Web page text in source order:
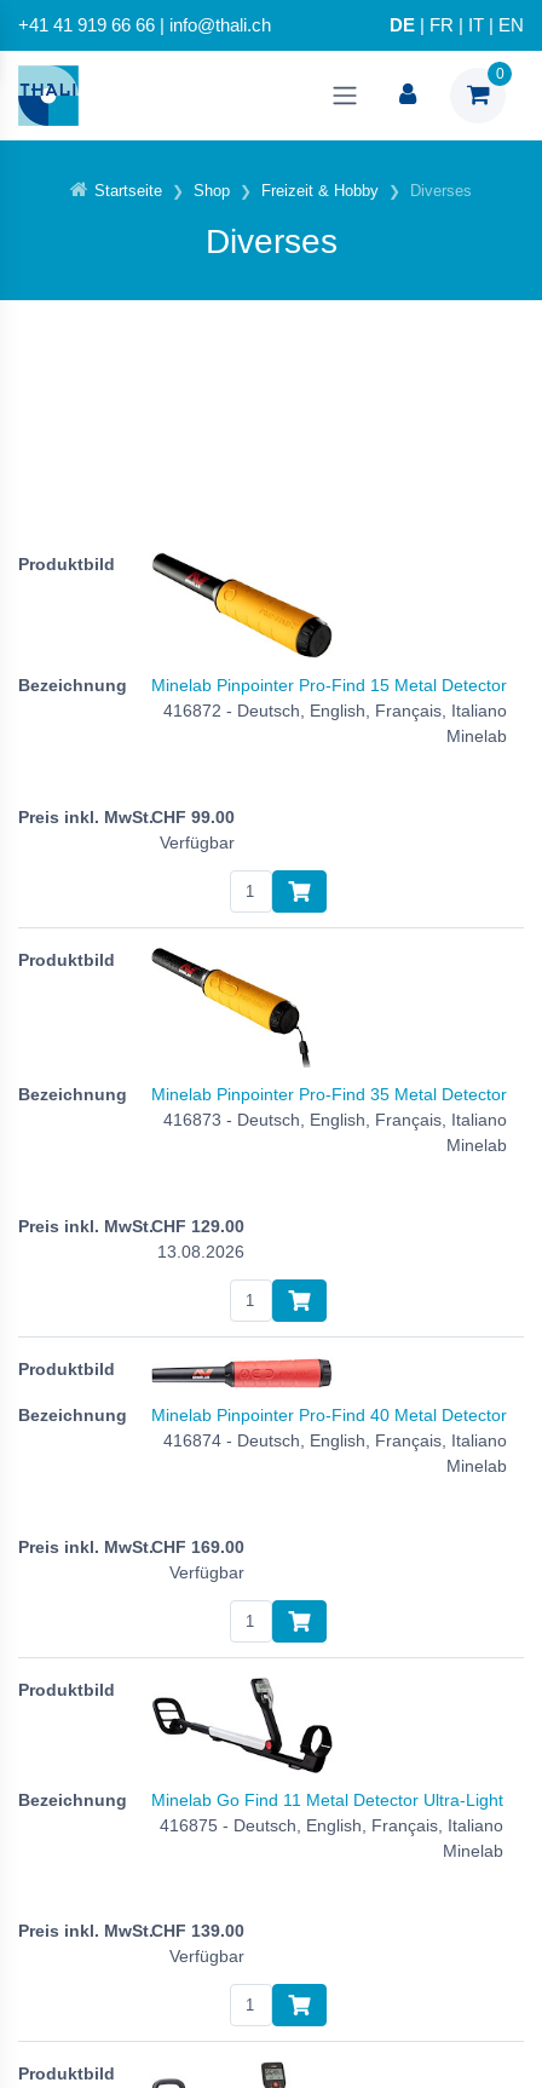
+41 41 919 66 66 | info@thali.ch DE FR IT EN
0
Startseite Shop Freizeit & Hobby Diverses
Diverses
Minelab Pinpointer Pro-Find 15 Metal Detector
416872 - Deutsch, English, Français, Italiano
Minelab
CHF 99.00
Verfügbar
Minelab Pinpointer Pro-Find 35 Metal Detector
416873 - Deutsch, English, Français, Italiano
Minelab
CHF 129.00
13.08.2026
Minelab Pinpointer Pro-Find 40 Metal Detector
416874 - Deutsch, English, Français, Italiano
Minelab
CHF 169.00
Verfügbar
Minelab Go Find 11 Metal Detector Ultra-Light
416875 - Deutsch, English, Français, Italiano
Minelab
CHF 139.00
Verfügbar